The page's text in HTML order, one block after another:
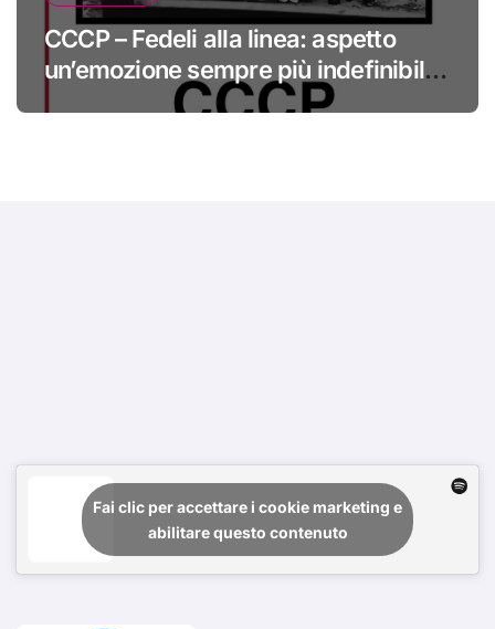
CCCP – Fedeli alla linea: aspetto
un’emozione sempre più indefinibile
#primadinoi
Fai clic per accettare i cookie marketing e
abilitare questo contenuto